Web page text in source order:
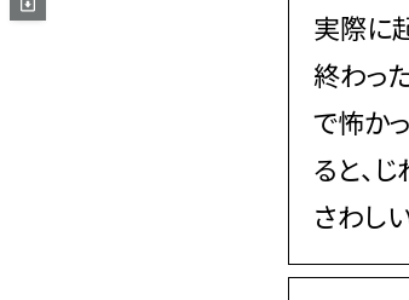
実際に
終わっ
で怖か
ると、
さわし